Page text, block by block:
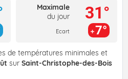
Maximale
du jour
Ecart
31°
7°
de températures minimales et
sur Saint-Christophe-des-Bois